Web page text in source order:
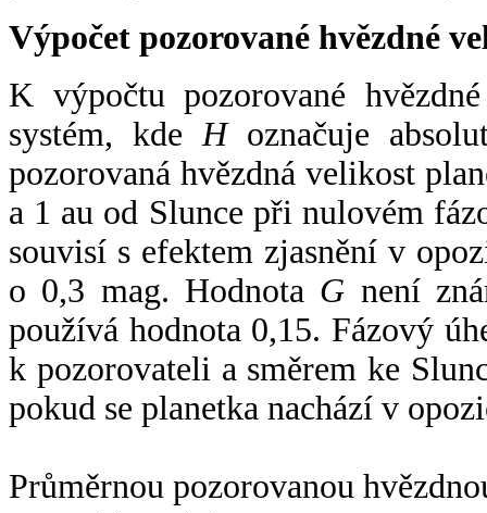
Výpočet pozorované hvězdné
K výpočtu pozorované
systém, kde Hoznačuje
pozorovaná hvězdná velikost
a 1 au od Slunce při nulovém
souvisí s efektem zjasnění v
o 0,3 mag. Hodnota G není
používá hodnota 0,15. Fázový
k pozorovateli a směrem ke
pokud se planetka nachází v
Průměrnou pozorovanou